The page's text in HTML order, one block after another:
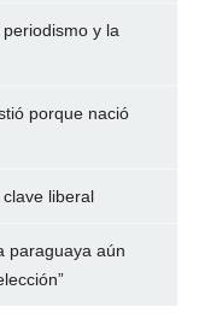
y la
porque nació
liberal
paraguaya aún